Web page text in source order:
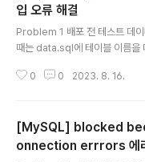
입 오류 해결
Problem 1 배포 전 테스트 데
때는 data.sql에 테이블 이름을
터베이스를 MySQL로 변경을
on 테이블 이름을 소문자로 바
입되었다. + 기존에는 서버와 데
0 0 2023. 8. 16.
[MySQL] blocked
onnection errrors 에